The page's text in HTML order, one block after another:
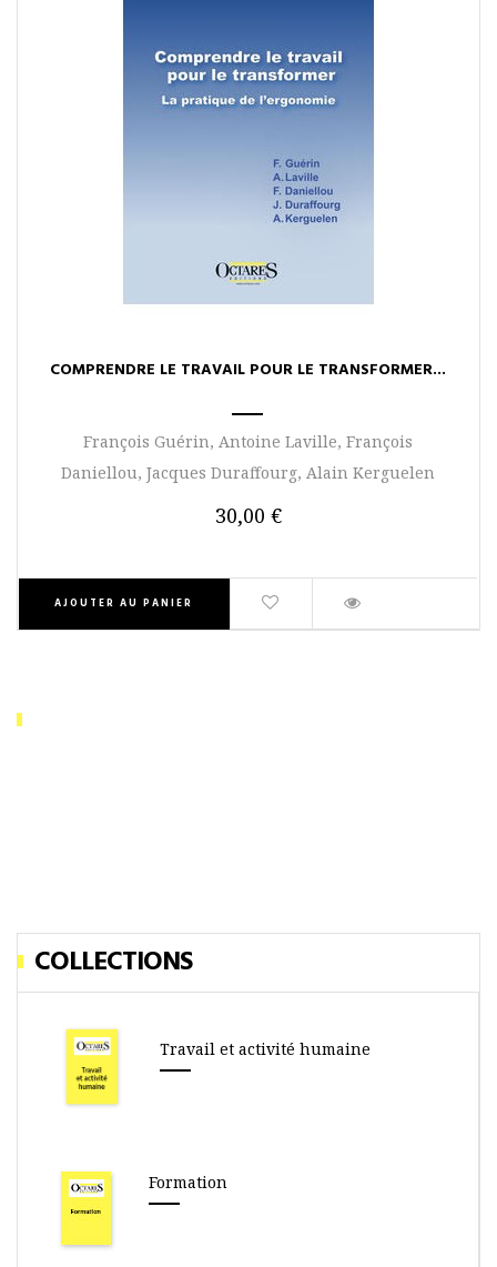
AJOUTER AU PANIER
COMPRENDRE LE TRAVAIL POUR LE TRANSFORMER...
François Guérin, Antoine Laville, François
Daniellou, Jacques Duraffourg, Alain Kerguelen
30,00 €
COLLECTIONS
Travail et activité humaine
Formation